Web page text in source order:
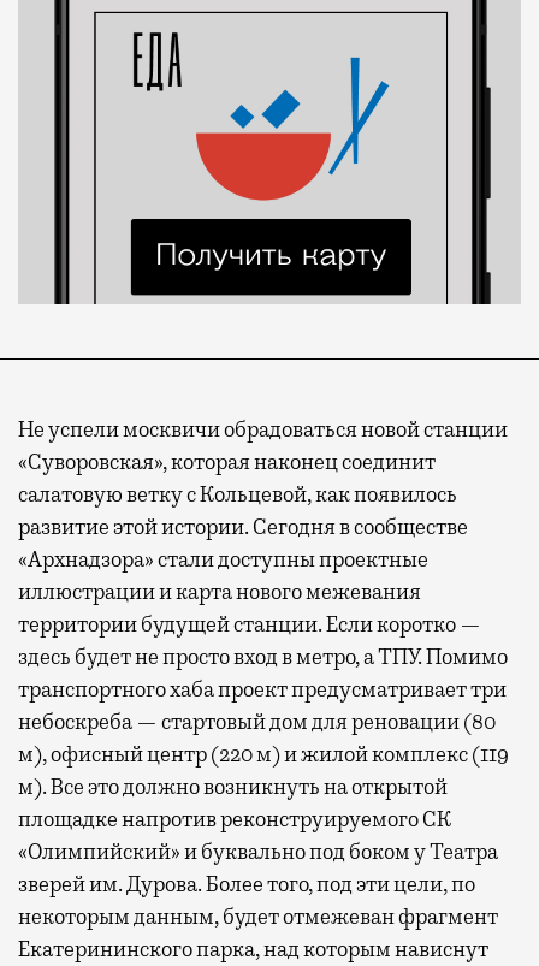
Не успели москвичи обрадоваться новой станции
«Суворовская», которая наконец соединит
салатовую ветку с Кольцевой, как появилось
развитие этой истории. Сегодня в сообществе
«Архнадзора» стали доступны проектные
иллюстрации и карта нового межевания
территории будущей станции. Если коротко —
здесь будет не просто вход в метро, а ТПУ. Помимо
транспортного хаба проект предусматривает три
небоскреба — стартовый дом для реновации (80
м), офисный центр (220 м) и жилой комплекс (119
м). Все это должно возникнуть на открытой
площадке напротив реконструируемого СК
«Олимпийский» и буквально под боком у Театра
зверей им. Дурова. Более того, под эти цели, по
некоторым данным, будет отмежеван фрагмент
Екатерининского парка, над которым нависнут